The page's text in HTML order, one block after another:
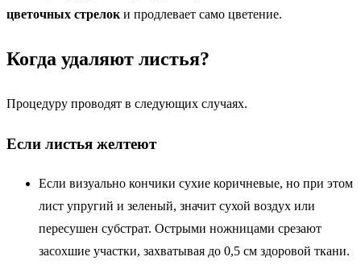
цветочных стрелок и продлевает само цветение.
Когда удаляют листья?
Процедуру проводят в следующих случаях.
Если листья желтеют
Если визуально кончики сухие коричневые, но при этом
лист упругий и зеленый, значит сухой воздух или
пересушен субстрат. Острыми ножницами срезают
засохшие участки, захватывая до 0,5 см здоровой ткани.